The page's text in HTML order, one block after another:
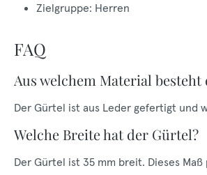
Zielgruppe: Herren
FAQ
Aus welchem Material
Der Gürtel ist aus Leder gefertigt und
Welche Breite hat der Gürtel?
Der Gürtel ist 35 mm breit. Dieses